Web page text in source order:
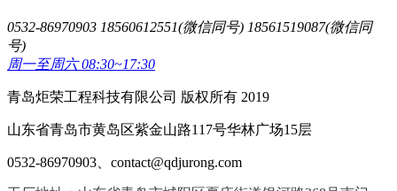
0532-86970903 18560612551(微信同号) 18561519087(微信同
号)
周一至周六 08:30~17:30
青岛炬荣工程科技有限公司 版权所有 2019
山东省青岛市黄岛区紫金山路117号华林广场15层
0532-86970903、contact@qdjurong.com